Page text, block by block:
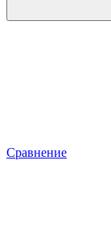
Сравнение